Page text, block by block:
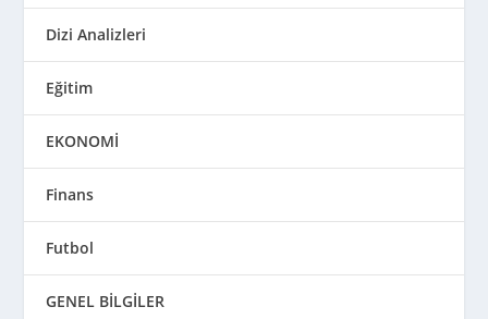
Dizi Analizleri
Eğitim
EKONOMİ
Finans
Futbol
GENEL BİLGİLER